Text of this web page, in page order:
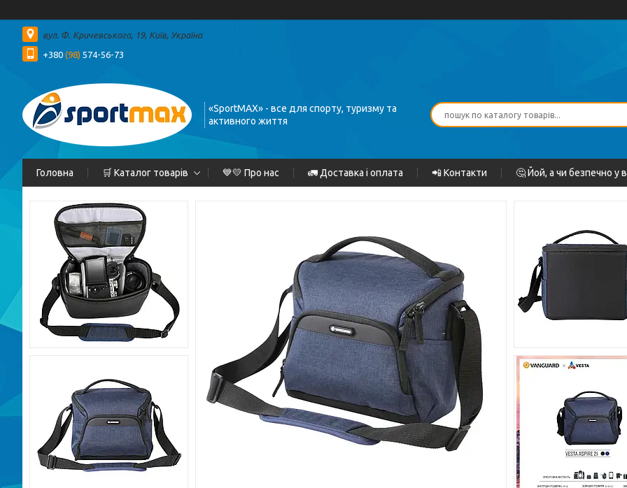
вул. Ф. Кричевського, 19, Київ, Україна
+380 (98) 574-56-73
«SportMAX» - все для спорту, туризму та
активного життя
Головна 🛒 Каталог товарів 💙💛 Про нас 🚛 Доставка і оплата 📲 Контакти 🤔 Йой, а чи безпечно у